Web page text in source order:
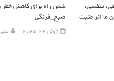
شش راه برای کاهش خطر
صبح_فرنگی
ژوئن 22, 2025
تنفسی،
ما اثر مثبت